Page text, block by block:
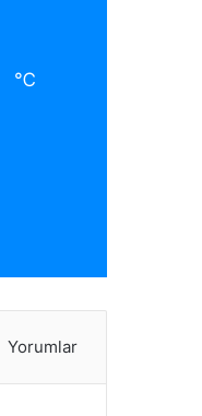
℃
Yorumlar